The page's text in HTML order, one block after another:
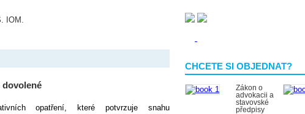
CHCETE SI OBJEDNAT?
Zákon o
advokacii a
stavovské
předpisy
IOM.
dovolené
opatření, které potvrzuje snahu